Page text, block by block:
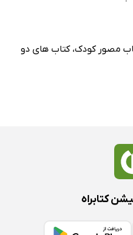
مصور کودک،کتاب های دو
کتابراه